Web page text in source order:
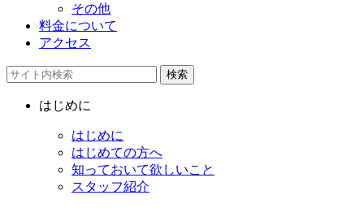
その他
料金について
アクセス
検索
はじめに
はじめに
はじめての方へ
知っておいて欲しいこと
スタッフ紹介